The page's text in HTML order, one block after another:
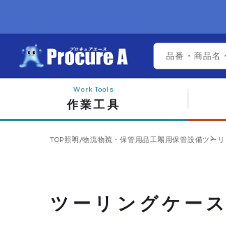
作業工具
TOP照明/物流物流・保管用品工場用保管設備ツー
ツーリングケース